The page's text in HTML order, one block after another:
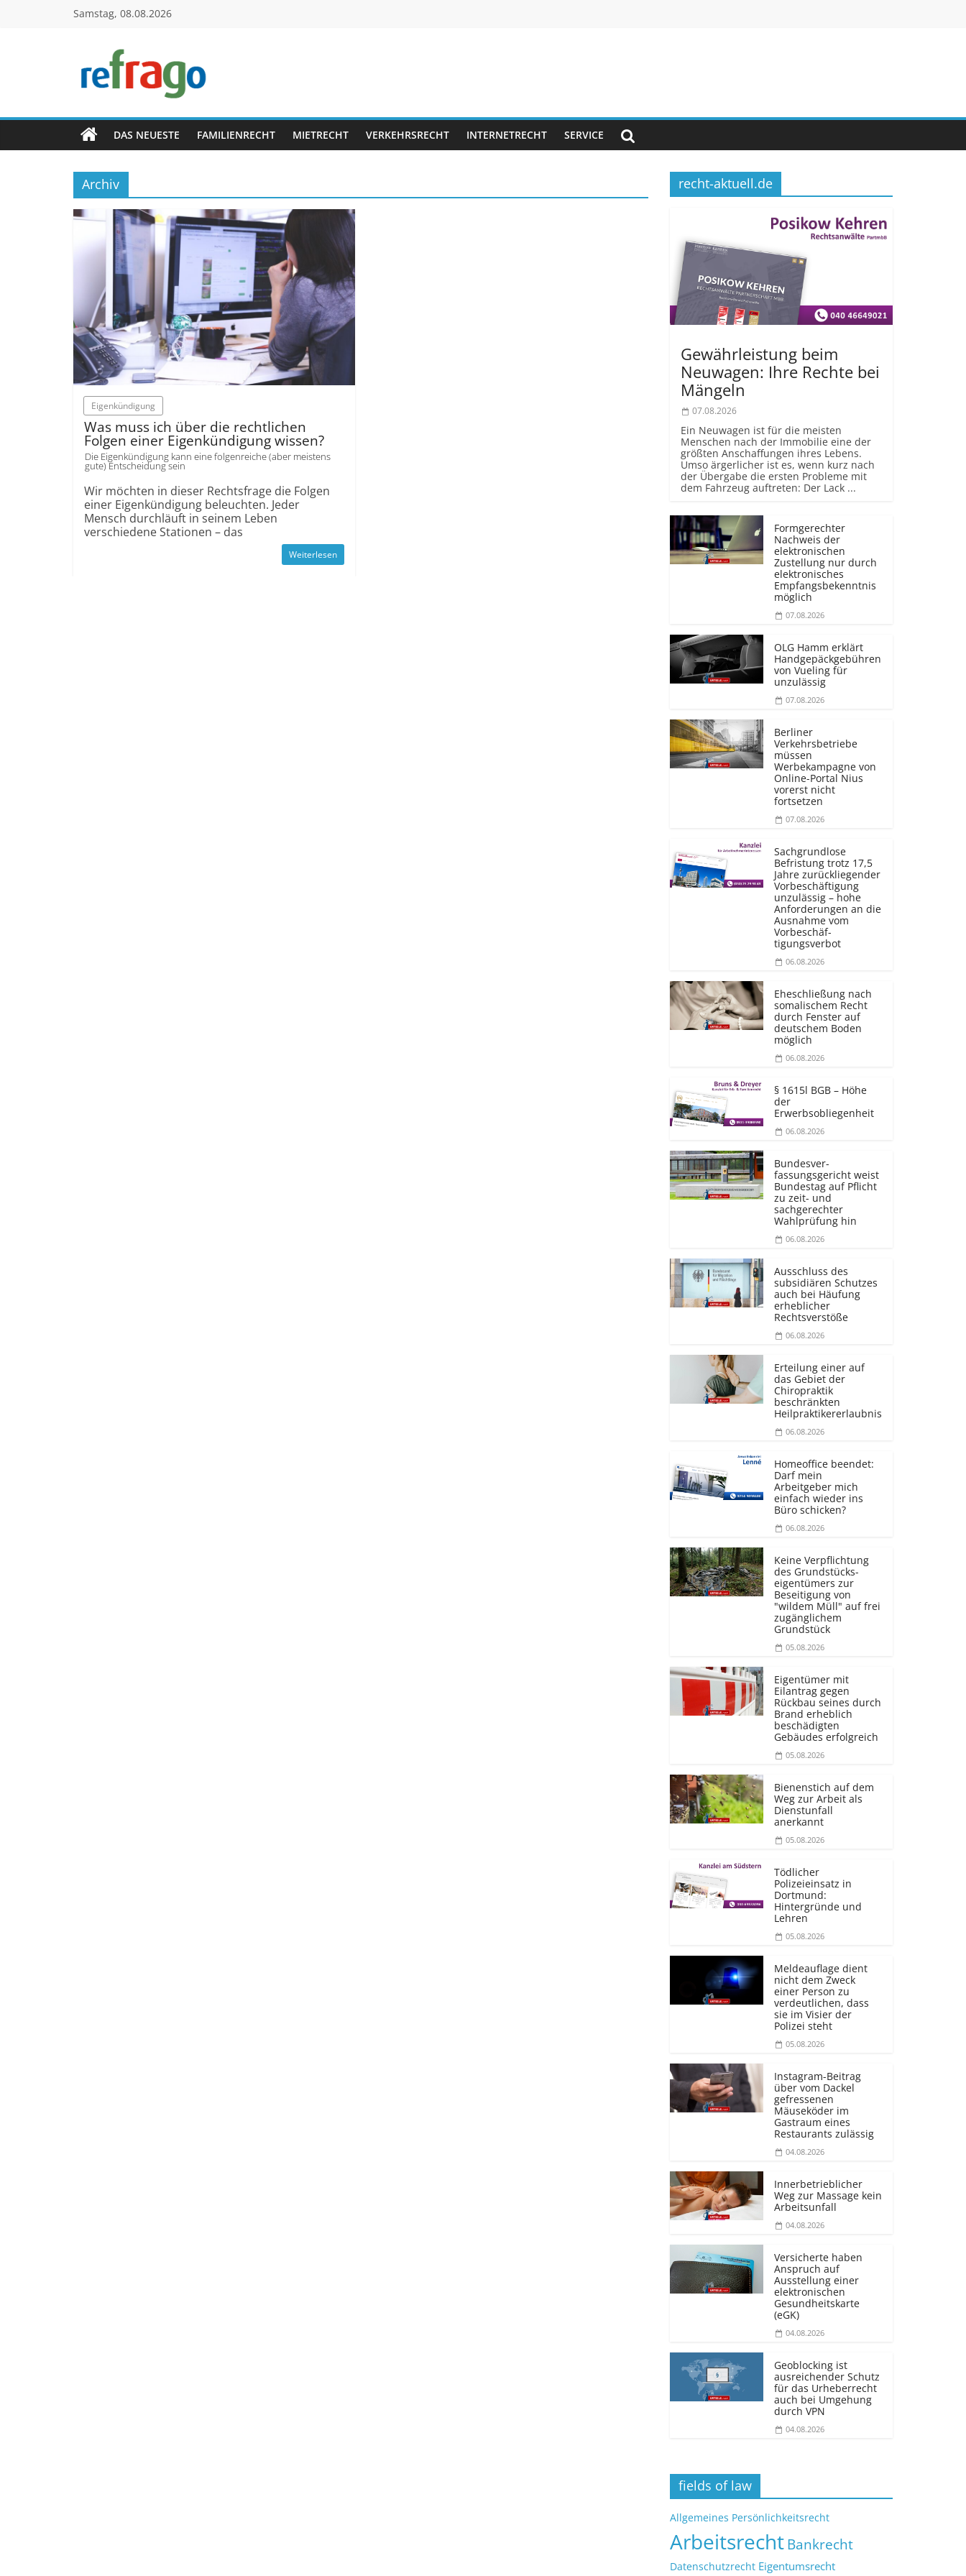
Samstag, 08.08.2026
refrago
Rechtsfragen
online
verständlich
erklärt
kostenlos
DAS NEUESTE FAMILIENRECHT MIETRECHT VERKEHRSRECHT INTERNETRECHT SERVICE
Archiv
Eigenkündigung
Was muss ich über die rechtlichen
Folgen einer Eigenkündigung wissen?
Die Eigenkündigung kann eine folgenreiche (aber meistens
gute) Entscheidung sein
Wir möchten in dieser Rechtsfrage die Folgen
einer Eigenkündigung beleuchten. Jeder
Mensch durchläuft in seinem Leben
verschiedene Stationen – das
Weiterlesen
recht-aktuell.de
Gewährleistung beim
Neuwagen: Ihre Rechte bei
Mängeln
07.08.2026
Ein Neuwagen ist für die meisten
Menschen nach der Immobilie eine der
größten Anschaffungen ihres Lebens.
Umso ärgerlicher ist es, wenn kurz nach
der Übergabe die ersten Probleme mit
dem Fahrzeug auftreten: Der Lack ...
Formgerechter
Nachweis der
elektronischen
Zustellung nur durch
elektronisches
Empfangsbekenntnis
möglich
07.08.2026
OLG Hamm erklärt
Handgepäckgebühren
von Vueling für
unzulässig
07.08.2026
Berliner
Verkehrsbetriebe
müssen
Werbekampagne von
Online-Portal Nius
vorerst nicht
fortsetzen
07.08.2026
Sachgrundlose
Befristung trotz 17,5
Jahre zurückliegender
Vorbeschäftigung
unzulässig – hohe
Anforderungen an die
Ausnahme vom
Vorbeschäf­
tigungsverbot
06.08.2026
Eheschließung nach
somalischem Recht
durch Fenster auf
deutschem Boden
möglich
06.08.2026
§ 1615l BGB – Höhe
der
Erwerbsobliegenheit
06.08.2026
Bundesver­
fassungsgericht weist
Bundestag auf Pflicht
zu zeit- und
sachgerechter
Wahlprüfung hin
06.08.2026
Ausschluss des
subsidiären Schutzes
auch bei Häufung
erheblicher
Rechtsverstöße
06.08.2026
Erteilung einer auf
das Gebiet der
Chiropraktik
beschränkten
Heilprakti­kererlaubnis
06.08.2026
Homeoffice beendet:
Darf mein
Arbeitgeber mich
einfach wieder ins
Büro schicken?
06.08.2026
Keine Verpflichtung
des Grundstücks­
eigentümers zur
Beseitigung von
"wildem Müll" auf frei
zugänglichem
Grundstück
05.08.2026
Eigentümer mit
Eilantrag gegen
Rückbau seines durch
Brand erheblich
beschädigten
Gebäudes erfolgreich
05.08.2026
Bienenstich auf dem
Weg zur Arbeit als
Dienstunfall
anerkannt
05.08.2026
Tödlicher
Polizeieinsatz in
Dortmund:
Hintergründe und
Lehren
05.08.2026
Meldeauflage dient
nicht dem Zweck
einer Person zu
verdeutlichen, dass
sie im Visier der
Polizei steht
05.08.2026
Instagram-Beitrag
über vom Dackel
gefressenen
Mäuseköder im
Gastraum eines
Restaurants zulässig
04.08.2026
Innerbetrieblicher
Weg zur Massage kein
Arbeitsunfall
04.08.2026
Versicherte haben
Anspruch auf
Ausstellung einer
elektronischen
Gesundheitskarte
(eGK)
04.08.2026
Geoblocking ist
ausreichender Schutz
für das Urheberrecht
auch bei Umgehung
durch VPN
04.08.2026
fields of law
Allgemeines Persönlichkeitsrecht
ArbeitsrechtBankrecht
Datenschutzrecht Eigentumsrecht